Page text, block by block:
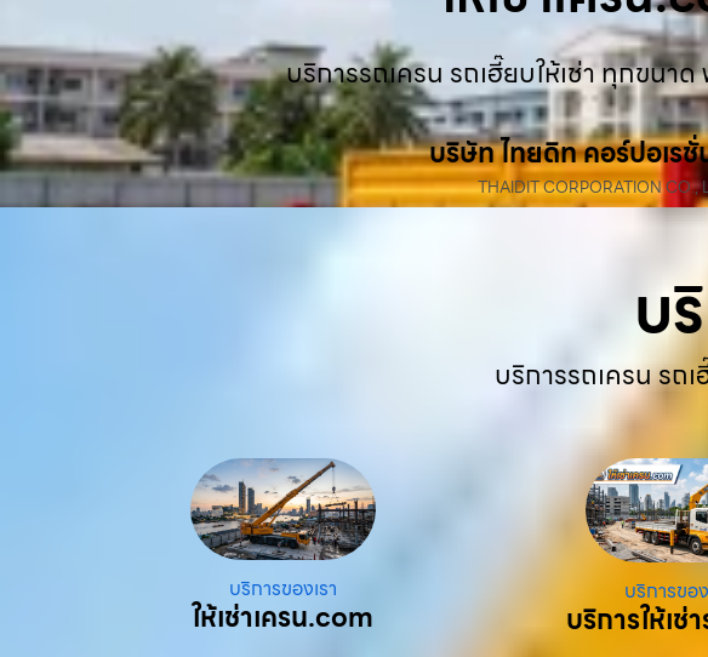
บริการรถเครน รถเฮี๊ยบให้เช่า ทุกขน
บริษัท ไทยดิท คอร์ปอเร
THAIDIT CORPORATION CO.,
บ
บริการรถเครน รถ
บริการของเรา
ให้เช่าเครน.com
บริการขอ
บริการให้เช่